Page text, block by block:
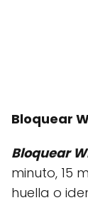
Bloquear
Bloquear
minuto, 15
huella o